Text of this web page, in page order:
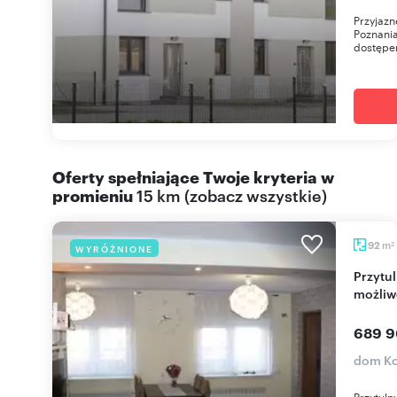
Oferty spełniające Twoje kryteria w
promieniu15 km (zobacz wszystkie)
WYRÓŻNIONE 92 m2
Przytulny dom z ogrodem (92 m², 4 pokoje) i
689
dom